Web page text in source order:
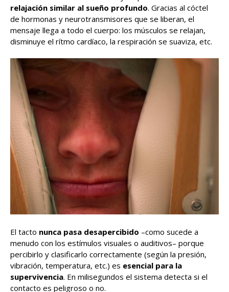
relajación similar al sueño profundo. Gracias al cóctel
de hormonas y neurotransmisores que se liberan, el
mensaje llega a todo el cuerpo: los músculos se relajan,
disminuye el rítmo cardíaco, la respiración se suaviza, etc.
El tacto nunca pasa desapercibido –como sucede a
menudo con los estímulos visuales o auditivos– porque
percibirlo y clasificarlo correctamente (según la presión,
vibración, temperatura, etc.) es esencial para la
supervivencia. En milisegundos el sistema detecta si el
contacto es peligroso o no.